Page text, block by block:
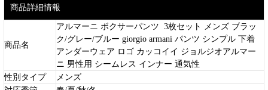
商品詳細情報
商品名
アルマーニ ボクサーパンツ 3枚セット メンズ ブラッ
ク/グレー/ブルー giorgio armani パンツ シンプル 下着
アンダーウェア ロゴ カッコイイ ジョルジオアルマー
ニ 男性用 シームレス インナー 通気性
性別タイプ
メンズ